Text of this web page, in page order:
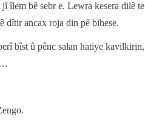
îlem bê sebr e. Lewra kesera dilê te
ancax roja din pê bihese.
bîst û pênc salan hatiye kavilkirin,